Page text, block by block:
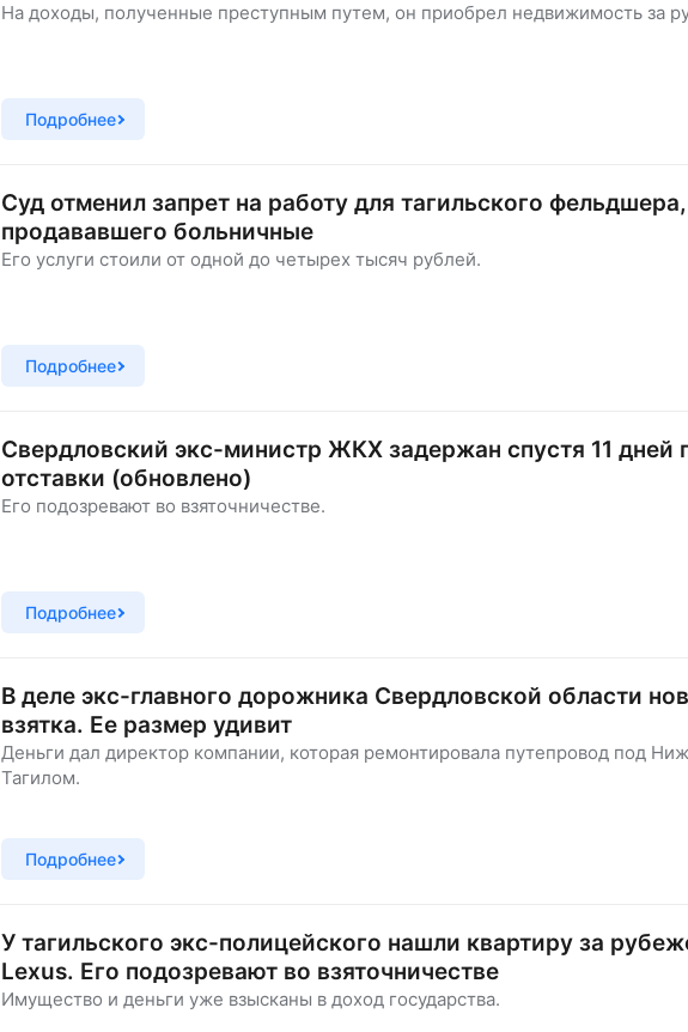
На доходы, полученные преступным путем, он приобрел недвижимость за
Подробнее
Суд отменил запрет на работу для тагильского фельдшера,
продававшего больничные
Его услуги стоили от одной до четырех тысяч рублей.
Подробнее
Свердловский экс-министр ЖКХ задержан спустя 11 дней
отставки (обновлено)
Его подозревают во взяточничестве.
Подробнее
В деле экс-главного дорожника Свердловской области
взятка. Ее размер удивит
Деньги дал директор компании, которая ремонтировала путепровод под
Тагилом.
Подробнее
У тагильского экс-полицейского нашли квартиру за
Lexus. Его подозревают во взяточничестве
Имущество и деньги уже взысканы в доход государства.